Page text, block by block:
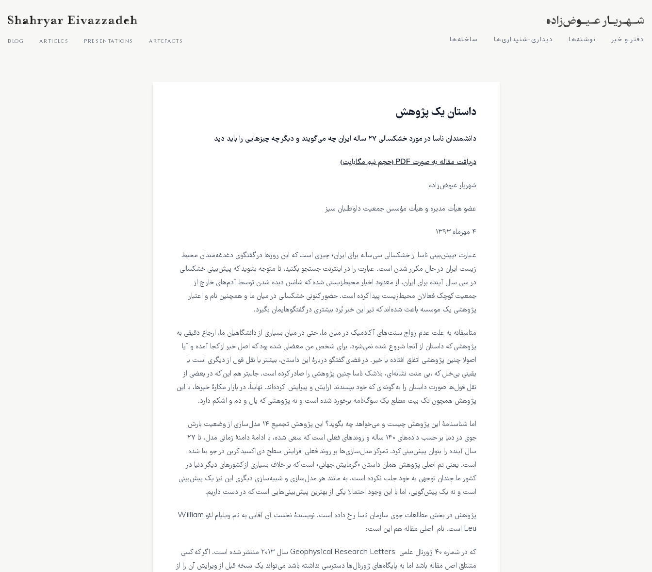
blog articles presentations artefacts دفتر و خبر نوشته‌ها ‌دیداری-شنیداری‌ها ساخته‌ها
داستان یک پژوهش
دانشمندان ناسا در مورد خشکسالی ۲۷ ساله ایران چه می‌گویند و دیگر چه چیزهایی را باید دید
دریافت مقاله به صورت PDF (حجم نیم مگابایت)
شهریار عیوض‌زاده
عضو هیأت مدیره و هیأت مؤسس جمعیت داوطلبان سبز
۴ مهرماه ۱۳۹۳
عـبارت «پیش‌بینی ناسا از خشکسالی سی‌ساله برای ایران» چیزی است که این روزها در گفتگوی دغدغه‌مندان محیط
زیست ایران در حال مکرر شدن است. عبارت را در اینترنت جستجو بکنید، تا متوجه بشوید که پیش‌بینی خشکسالی
در سی سال آینده برای ایران، از معدود اخبار محیط‌زیستی شده که شانس دیده شدن توسط آدم‌های خارج از
جمعیت کوچک فعالان محیط‌زیست پیدا کرده است. حضور کنونی خشکسالی در میان ما و همچنین نام و اعتبار
پژوهشی یک موسسه باعث شده‌اند که تیر این خبر بُرد بیشتری در گفتگوهایمان بگیرد.
متاسفانه به علت عدم رواج سنت‌های آکادمیک در میان ما، حتی در میان بسیاری از دانشگاهیان ما، ارجاع دقیقی به
پژوهشی که داستان از آنجا شروع شده نمی‌شود. برای شخص من معضلی شده بود که اصل خبر از کجا آمده و آیا
اصولا چنین پژوهشی اتفاق افتاده یا خیر. در فضای گفتگو دربارهٔ این داستان، بیشتر یا نقل قول از دیگری است یا
یقینی بی‌خلل که ،بی منت نشانه‌ای، بلاشک ناسا چنین پژوهشی را صادر کرده است. جالبتر هم این که در بعضی از
نقل قول‌ها صورت داستان را به گونه‌ای که خود بپسندند آرایش و پیرایش کرده‌اند. نهایتاً، در بازار مکارهٔ خبرها، با این
پژوهش همچون تک بیت مطلع یک سوگ‌نامه برخورد شده است و نه پژوهشی که یال و دم و اشکم دارد.
اما شناسنامهٔ این پژوهش چیست و می‌خواهد چه بگوید؟ این پژوهش تجمیع ۱۴ مدل‌سازی از وضعیت بارش
جوی در دنیا بر حسب داده‌های ۱۴۰ ساله و روند‌های فعلی است که سعی شده، با ادامهٔ دامنهٔ زمانی مدل، تا ۲۷
سال آینده را بتوان پیش‌بینی کرد. تمرکز مدل‌سازی‌ها بر روند فعلی افزایش سطح دی‌اکسید کربن در جو بنا شده
است. یعنی تم اصلی پژوهش همان داستان «گرمایش جهانی» است که بر خلاف بسیاری از کشورهای دیگر دنیا در
کشور ما چندان توجهی به خود جلب نکرده است. به مانند هر مدل‌سازی و شبیه‌سازی دیگری این نیز یک پیش‌بینی
است و نه یک پیش‌گویی، اما با این وجود احتمالا یکی از بهترین پیش‌بینی‌هایی است که در دست داریم.
پژوهش در بخش مطالعات جوی سازمان ناسا رخ داده است. نویسندهٔ نخست آن آقایی به نام ویلیام لئو William
Leu است. نام اصلی مقاله هم این است:
که در شماره ۴۰ ژورنال علمی Geophysical Research Letters سال ۲۰۱۳ منتشر شده است. اگر که کسی
مشتاق اصل مقاله باشد اما به پایگاه‌های ژورنال‌ها دسترسی نداشته باشد می‌تواند یک نسخه قبل از ویرایش آن را از